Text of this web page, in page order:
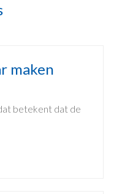
maken
betekent dat de